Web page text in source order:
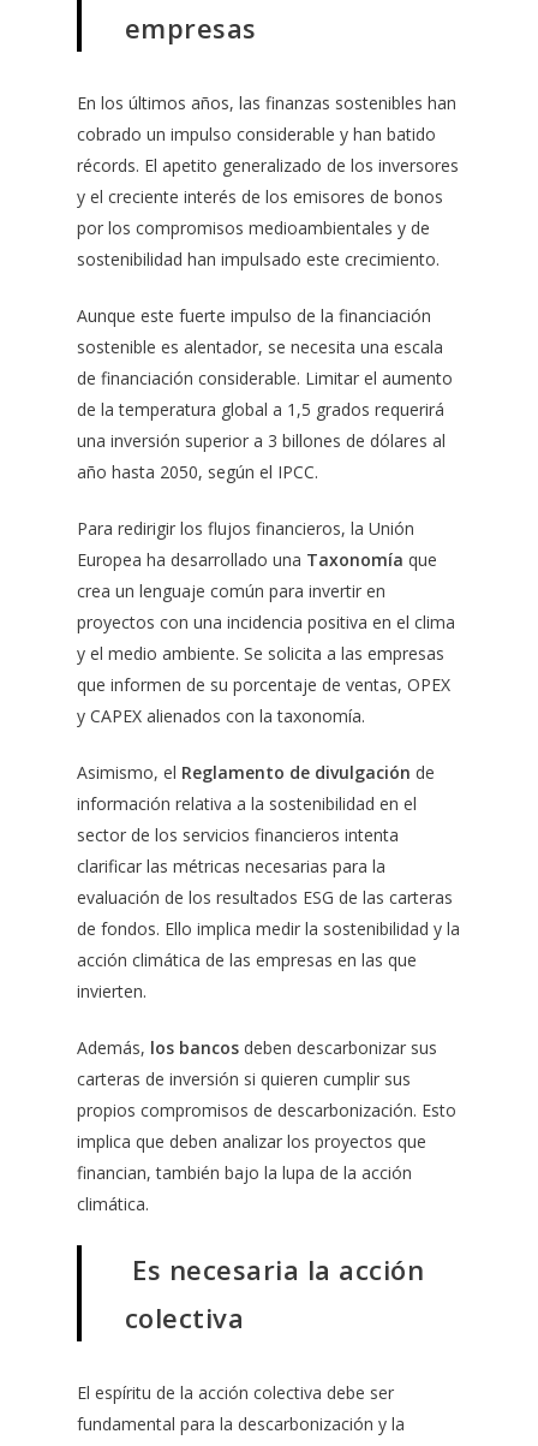
empresas
En los últimos años, las finanzas sostenibles han
cobrado un impulso considerable y han batido
récords. El apetito generalizado de los inversores
y el creciente interés de los emisores de bonos
por los compromisos medioambientales y de
sostenibilidad han impulsado este crecimiento.
Aunque este fuerte impulso de la financiación
sostenible es alentador, se necesita una escala
de financiación considerable. Limitar el aumento
de la temperatura global a 1,5 grados requerirá
una inversión superior a 3 billones de dólares al
año hasta 2050, según el IPCC.
Para redirigir los flujos financieros, la Unión
Europea ha desarrollado una Taxonomía que
crea un lenguaje común para invertir en
proyectos con una incidencia positiva en el clima
y el medio ambiente. Se solicita a las empresas
que informen de su porcentaje de ventas, OPEX
y CAPEX alienados con la taxonomía.
Asimismo, el Reglamento de divulgación de
información relativa a la sostenibilidad en el
sector de los servicios financieros intenta
clarificar las métricas necesarias para la
evaluación de los resultados ESG de las carteras
de fondos. Ello implica medir la sostenibilidad y la
acción climática de las empresas en las que
invierten.
Además, los bancos deben descarbonizar sus
carteras de inversión si quieren cumplir sus
propios compromisos de descarbonización. Esto
implica que deben analizar los proyectos que
financian, también bajo la lupa de la acción
climática.
Es necesaria la acción
colectiva
El espíritu de la acción colectiva debe ser
fundamental para la descarbonización y la